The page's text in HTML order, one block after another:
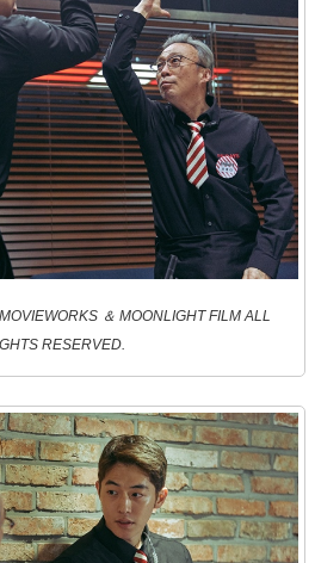
＆ MOONLIGHT FILM ALL
RESERVED.